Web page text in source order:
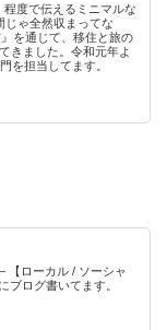
度で伝えるミニマルな
じゃ全然収まってな
を通じて、移住と旅の
きました。令和元年よ
を担当してます。
【ローカル / ソーシャ
ブログ書いてます。